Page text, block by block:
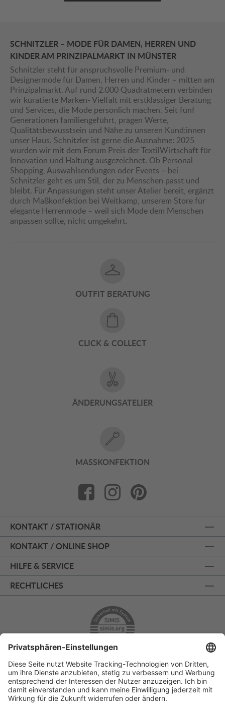
SCHNITZLER – MODE FÜR DAMEN, HERREN UND
KINDER AM PRINZIPALMARKT IN MÜNSTER
Schnitzler steht für anspruchsvolle Premium- und
Designermode für Damen, Herren und Kinder – mitten am
Prinzipalmarkt. Auf rund 2.000 Quadratmetern verbinden
wir kuratierte Marken- Vielfalt mit erstklassiger Beratung
und Services, die Mode persönlich machen. Seit fünf
Generationen familiengeführt, prägen Werte,
Qualitätsbewusstsein und Nähe zu unseren Kund:innen
unser Haus. Schnitzler ist gerne die Ausnahme: 2025
wurden wir mit dem Forum Preis der TextilWirtschaft für
Innovation und Haltung ausgezeichnet. Ob Personal
Shopping, Auswahlsendungen oder Events – bei
Schnitzler geht es um Stil, der zu Menschen passt und
bleibt. Für Anpassungen steht unser Atelier bereit, ergänzt
durch Maßkonfektion bei Weitkamp, unserem Store für
elegante Herrenmode – weil sich Mode dem Menschen
anpassen sollte, nicht umgekehrt.
OUTFIT BERATUNG
CLICK & COLLECT
ÄNDERUNGSATELIER
MASSKONFEKTION
KONTAKT / STATIONÄR
KONTAKT / ONLINE SHOP
HILFE & SERVICE
RECHTLICHES
ÜBER 125 JAHRE AM PRINZIPALMARKT
PERSÖNLICHE BERATUNG
KOSTENLOSER RÜCKVERSAND